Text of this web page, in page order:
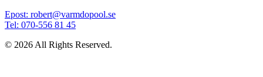
Epost: robert@varmdopool.se
Tel: 070-556 81 45
© 2026 All Rights Reserved.